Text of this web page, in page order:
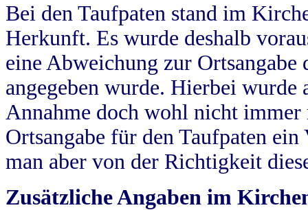
Bei den Taufpaten stand im
Herkunft. Es wurde deshalb
eine Abweichung zur
angegeben wurde. Hierbei wurde
Annahme doch wohl nicht
Ortsangabe für den Taufpaten
man aber von der Richtigkeit
Zusätzliche Angaben im